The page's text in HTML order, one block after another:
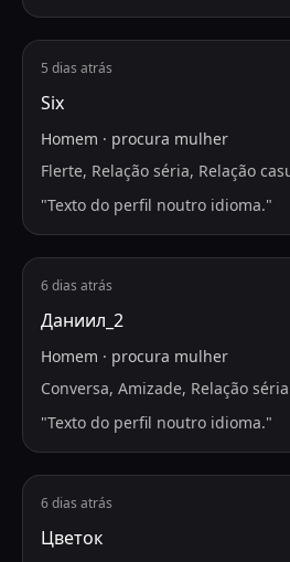
5 dias atrás
Six
Homem · procura mulher
Flerte, Relação séria, Relação
"Texto do perfil noutro idioma."
6 dias atrás
Даниил_2
Homem · procura mulher
Conversa, Amizade, Relação séria
"Texto do perfil noutro idioma."
6 dias atrás
Цветок